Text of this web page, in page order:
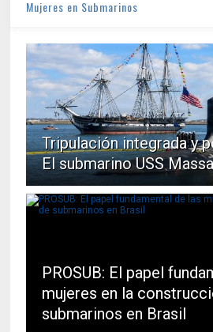
Mujeres en Submarinos
Tripulación integrada y
El submarino USS
PROSUB: El papel
mujeres en la
submarinos en Brasil